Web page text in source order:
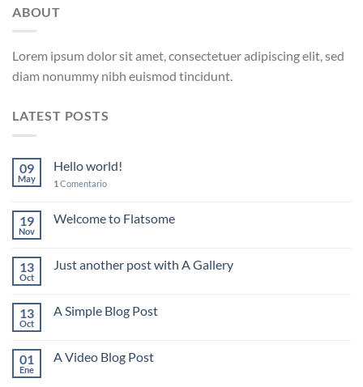
ABOUT
Lorem ipsum dolor sit amet, consectetuer adipiscing elit, sed
diam nonummy nibh euismod tincidunt.
LATEST POSTS
09
May
Hello world!
1 Comentario
19
Nov
Welcome to Flatsome
13
Oct
Just another post with A Gallery
13
Oct
A Simple Blog Post
01
Ene
A Video Blog Post